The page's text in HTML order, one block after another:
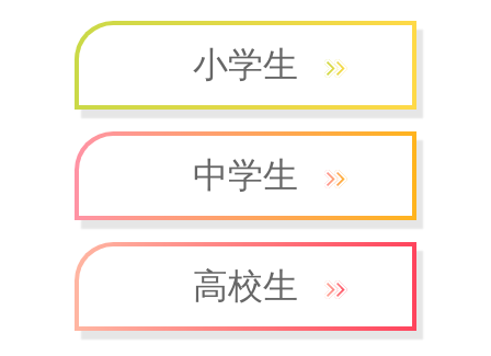
小学生
中学生
高校生